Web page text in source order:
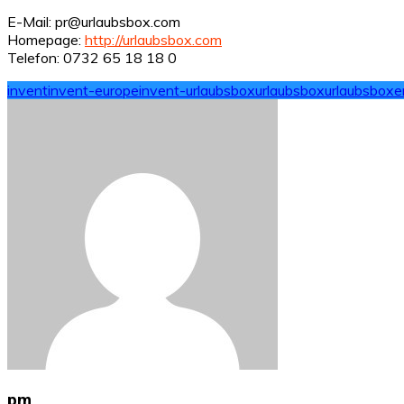
E-Mail: pr@urlaubsbox.com
Homepage: http://urlaubsbox.com
Telefon: 0732 65 18 18 0
inventinvent-europeinvent-urlaubsboxurlaubsbox
pm